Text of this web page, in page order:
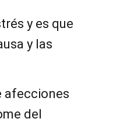
y es que
y las
afecciones
del